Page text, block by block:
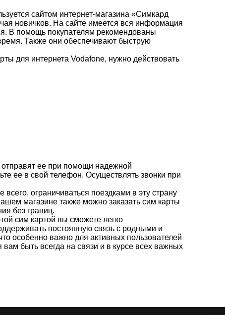
сайтом интернет-магазина «Симкард
новичков. На сайте имеется вся информация
В помощь покупателям рекомендованы
Также они обеспечивают быструю
для интернета Vodafone, нужно действовать
ее при помощи надежной
ее в свой телефон. Осуществлять звонки при
ограничиваться поездками в эту страну
магазине также можно заказать сим карты
без границ.
сим картой вы сможете легко
постоянную связь с родными и
особенно важно для активных пользователей
быть всегда на связи и в курсе всех важных